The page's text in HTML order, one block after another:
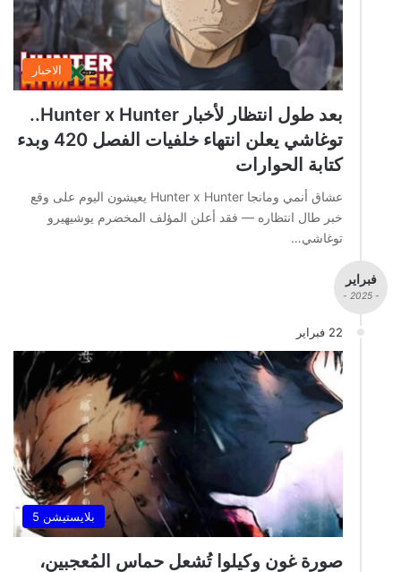
الاخبار
بعد طول انتظار لأخبار Hunter x Hunter..
توغاشي يعلن انتهاء خلفيات الفصل 420 وبدء
كتابة الحوارات
عشاق أنمي ومانجا Hunter x Hunter يعيشون اليوم على وقع
خبر طال انتظاره — فقد أعلن المؤلف المخضرم يوشيهيرو
توغاشي…
فبراير
- 2025 -
22 فبراير
بلايستيشن 5
صورة غون وكيلوا تُشعل حماس المُعجبين،